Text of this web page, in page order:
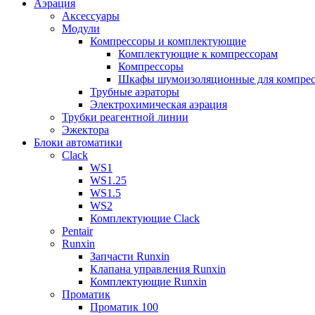
Аэрация
Аксессуары
Модули
Компрессоры и комплектующие
Комплектующие к компрессорам
Компрессоры
Шкафы шумоизоляционные для
Трубные аэраторы
Электрохимическая аэрация
Трубки реагентной линии
Эжектора
Блоки автоматики
Clack
WS1
WS1.25
WS1.5
WS2
Комплектующие Clack
Pentair
Runxin
Запчасти Runxin
Клапана управления Runxin
Комплектующие Runxin
Проматик
Проматик 100